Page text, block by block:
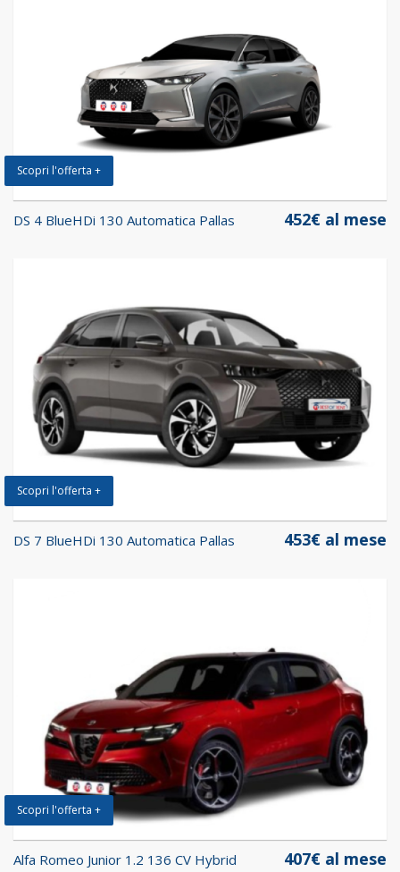
Scopri l'offerta +
DS 4 BlueHDi 130 Automatica Pallas 452€ al mese
Scopri l'offerta +
DS 7 BlueHDi 130 Automatica Pallas 453€ al mese
Scopri l'offerta +
Alfa Romeo Junior 1.2 136 CV Hybrid
407€ al mese